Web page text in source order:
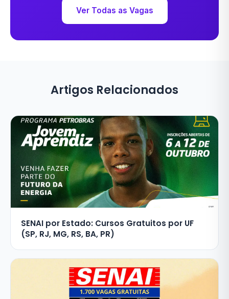
Ver Todas as Vagas
Artigos Relacionados
SENAI por Estado: Cursos Gratuitos por UF
(SP, RJ, MG, RS, BA, PR)